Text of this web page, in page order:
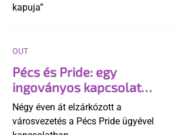
kapuja”
Pécs és Pride: egy
ingoványos kapcsolat
története
Négy éven át elzárkózott a
városvezetés a Pécs Pride ügyével
OUT